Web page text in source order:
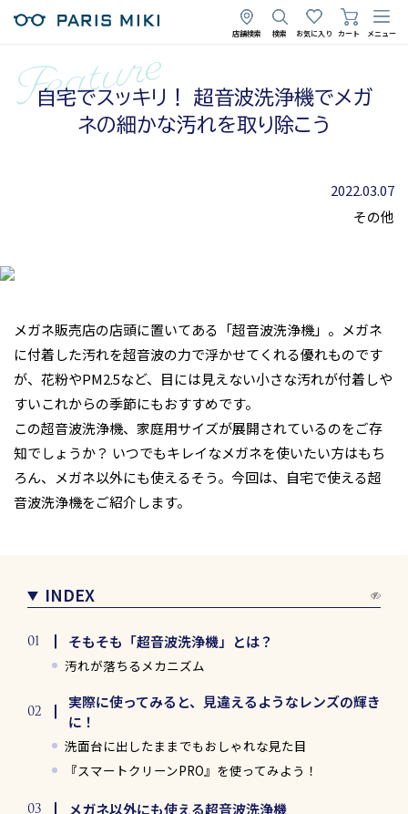
店舗検索 検索 お気に入り カート メニュー
自宅でスッキリ！ 超音波洗浄機でメガ
ネの細かな汚れを取り除こう
2022.03.07
その他
メガネ販売店の店頭に置いてある「超音波洗浄機」。メガネ
に付着した汚れを超音波の力で浮かせてくれる優れものです
が、花粉やPM2.5など、目には見えない小さな汚れが付着しや
すいこれからの季節にもおすすめです。
この超音波洗浄機、家庭用サイズが展開されているのをご存
知でしょうか？ いつでもキレイなメガネを使いたい方はもち
ろん、メガネ以外にも使えるそう。今回は、自宅で使える超
音波洗浄機をご紹介します。
INDEX
そもそも「超音波洗浄機」とは？
汚れが落ちるメカニズム
実際に使ってみると、見違えるようなレンズの輝き
に！
洗面台に出したままでもおしゃれな見た目
『スマートクリーンPRO』を使ってみよう！
メガネ以外にも使える超音波洗浄機